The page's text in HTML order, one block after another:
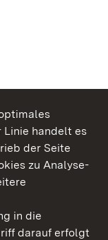
Linie handelt es
der Seite
zu Analyse-
in die
darauf erfolgt